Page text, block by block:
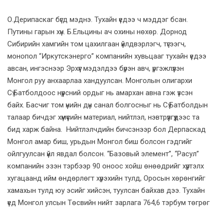
О.Дерипаскаг бүгд мэднэ. Тухайн үедээ ч мэддэг бсан.
Путины гарын хүн. Б.Ельцины ач охины нөхөр. Дорнод
Сибирийн хамгийн том цахилгаан үйлдвэрлэгч, түгээгч,
монопол “Иркутскэнерго” компанийн хувьцааг тухайн үедээ
авсан, ингэснээр Эрхүүг мэдэлдээ бүрэн авч, үргэжлүүлэн
Монгол руу анхаарлаа хандуулсан. Монголын олигархи
Сү.Батболдоос нүүрсний ордыг нь амархан авна гэж үзсэн
байх. Басчиг том үнийн дүн санал болгосныг нь Сү.Батболдын
талаар бичдэг хүмүүсийн материал, нийтлэл, нэвтрүүлгүүдээс та
бид харж байна. Нийтлэлчдийн бичсэнээр бол Дерпаскад
Монгол амар биш, урьдын Монгол биш болсон гэдгийг
ойлгуулсан үйл явдал болсон. “Базовый элемент”, “Расул”
компанийн эзэн тэрбээр 90 оноос хойш өнөөдрийг хүртэлх
хугацаанд ийм өндөрлөгт хүрэхийн тулд, Оросын хөрөнгийг
хамахын тулд юу эсийг хийсэн, туулсан байхав дээ. Тухайн
үед Монгол улсын Төсвийн нийт зарлага 764,6 тэрбум төгрөг